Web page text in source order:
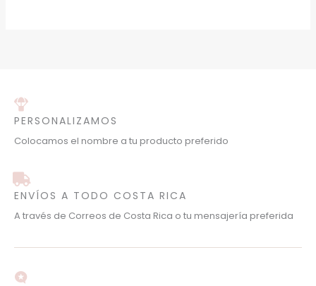
PERSONALIZAMOS
Colocamos el nombre a tu producto preferido
ENVÍOS A TODO COSTA RICA
A través de Correos de Costa Rica o tu mensajería preferida